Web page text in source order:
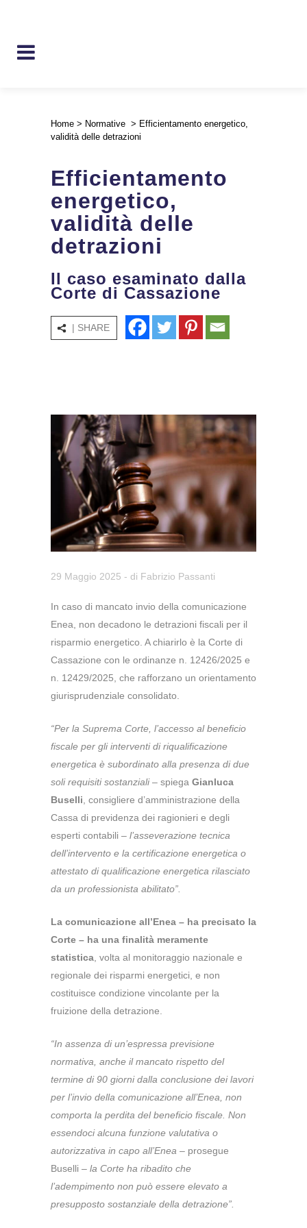
Home > Normative > Efficientamento energetico,
validità delle detrazioni
Efficientamento
energetico,
validità delle
detrazioni
Il caso esaminato dalla
Corte di Cassazione
| SHARE
29 Maggio 2025 - di Fabrizio Passanti
In caso di mancato invio della comunicazione
Enea, non decadono le detrazioni fiscali per il
risparmio energetico. A chiarirlo è la Corte di
Cassazione con le ordinanze n. 12426/2025 e
n. 12429/2025, che rafforzano un orientamento
giurisprudenziale consolidato.
“Per la Suprema Corte, l’accesso al beneficio
fiscale per gli interventi di riqualificazione
energetica è subordinato alla presenza di due
soli requisiti sostanziali– spiega Gianluca
Buselli , consigliere d’amministrazione della
Cassa di previdenza dei ragionieri e degli
esperti contabili – l’asseverazione tecnica
dell’intervento e la certificazione energetica o
attestato di qualificazione energetica rilasciato
da un professionista abilitato”.
La comunicazione all’Enea – ha precisato la
Corte – ha una finalità meramente
statistica , volta al monitoraggio nazionale e
regionale dei risparmi energetici, e non
costituisce condizione vincolante per la
fruizione della detrazione.
“In assenza di un’espressa previsione
normativa, anche il mancato rispetto del
termine di 90 giorni dalla conclusione dei lavori
per l’invio della comunicazione all’Enea, non
comporta la perdita del beneficio fiscale. Non
essendoci alcuna funzione valutativa o
autorizzativa in capo all’Enea – prosegue
Buselli – la Corte ha ribadito che
l’adempimento non può essere elevato a
presupposto sostanziale della detrazione”.